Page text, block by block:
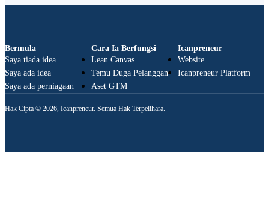
Bermula
Saya tiada idea
Saya ada idea
Saya ada perniagaan
Cara Ia Berfungsi
Lean Canvas
Temu Duga Pelanggan
Aset GTM
Icanpreneur
Website
Icanpreneur Platform
Hak Cipta © 2026, Icanpreneur. Semua Hak Terpelihara.